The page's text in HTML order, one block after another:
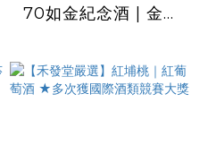
70如金紀念酒 | 金門
版 陳高